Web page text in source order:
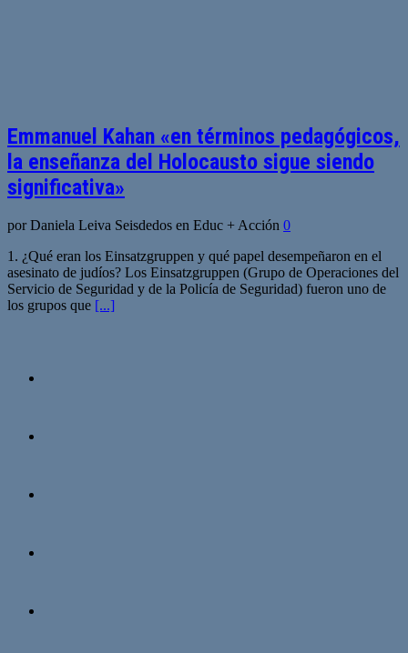
Emmanuel Kahan «en términos pedagógicos,
la enseñanza del Holocausto sigue siendo
significativa»
por Daniela Leiva Seisdedos en Educ + Acción 0
1. ¿Qué eran los Einsatzgruppen y qué papel desempeñaron en el
asesinato de judíos? Los Einsatzgruppen (Grupo de Operaciones del
Servicio de Seguridad y de la Policía de Seguridad) fueron uno de
los grupos que [...]